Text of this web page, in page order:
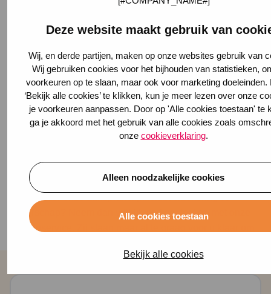
Deze website maakt gebruik van
Wij, en derde partijen, maken op onze websites gebruik van
Wij gebruiken cookies voor het bijhouden van statistieken,
voorkeuren op te slaan, maar ook voor marketing doeleinden.
‘Bekijk alle cookies’ te klikken, kun je meer lezen over onze
je voorkeuren aanpassen. Door op 'Alle cookies toestaan' te
ga je akkoord met het gebruik van alle cookies zoals
onze cookieverklaring.
Alleen noodzakelijke cookies
Alle cookies toestaan
Bekijk alle cookies
gescheiden bent, dan kan de verzekeraar hier rekening
Sluit uw
aansprakelijkheidsverzekering co-
ouderschap af via Alpina:
eenvoudig en betaalbaar
Overweegt u een aansprakelijkheidsverzekering co-
Alpina! Wij hebben de juiste dekkingen voor elke situatie.
Altijd tegen de scherpste premies. Heeft u nog twijfels of
ouderschap? Neem dan vrijblijvendcontactop met onze
klantenservice. Zij staan maar al te graag voor u klaar om